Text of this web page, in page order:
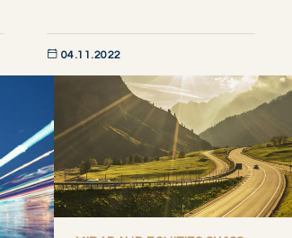
04.11.2022
DÉCOUVRIR MAINTENANT